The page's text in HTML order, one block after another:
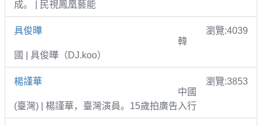
成。 | 民視鳳凰藝能
具俊曄
瀏覽:4039
韓
國 | 具俊曄（DJ.koo）
楊謹華
瀏覽:3853
中國
(臺灣) | 楊謹華，臺灣演員。15歲拍廣告入行